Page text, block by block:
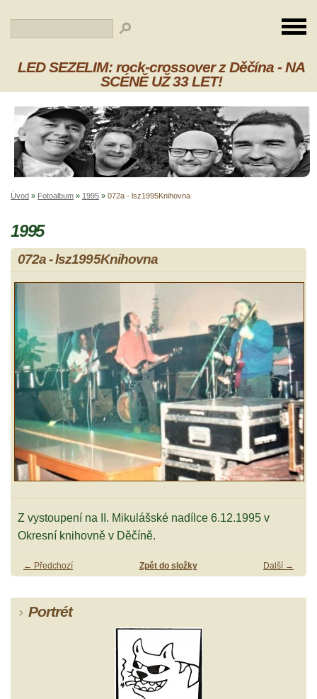
LED SEZELIM: rock-crossover z Děčína - NA
SCÉNĚ UŽ 33 LET!
Úvod » Fotoalbum » 1995 » 072a - lsz1995Knihovna
1995
072a - lsz1995Knihovna
Z vystoupení na II. Mikulášské nadílce 6.12.1995 v
Okresní knihovně v Děčíně.
← Předchozí Další →
Zpět do složky
Portrét